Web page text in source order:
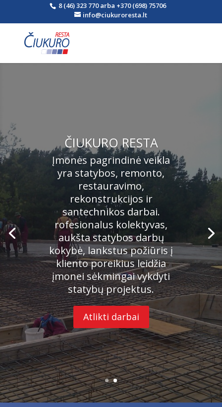
8 (46) 323 770arba +370 (698) 75706
info@ciukuroresta.lt
ČIUKURO RESTA
Įmonės pagrindinė veikla
yra statybos, remonto,
restauravimo,
rekonstrukcijos ir
santechnikos darbai.
rofesionalus kolektyvas,
aukšta statybos darbų
kokybė, lankstus požiūris į
kliento poreikius leidžia
įmonei sėkmingai vykdyti
statybų projektus.
Atlikti darbai